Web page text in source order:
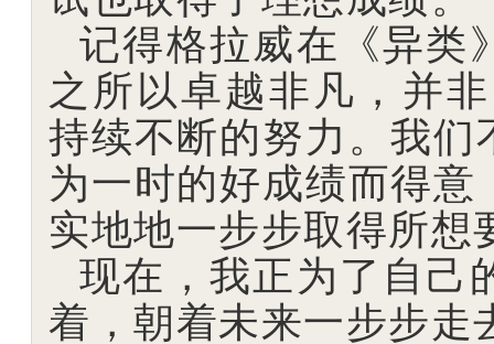
记得格拉威在《异类
之所以卓越非凡，并
持续不断的努力。我
为一时的好成绩而得
实地地一步步取得所想
现在，我正为了自己
着，朝着未来一步步走